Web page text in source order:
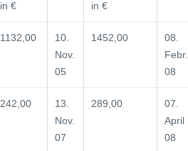
in €
in €
1132,00
10.
Nov.
05
1452,00
08.
Febr.
08
242,00
13.
Nov.
07
289,00
07.
April
08